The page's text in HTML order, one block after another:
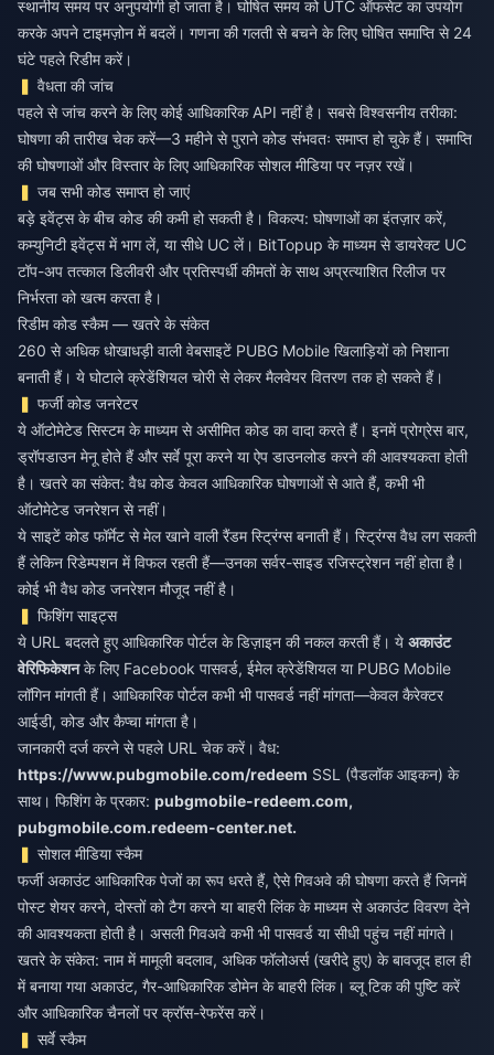
स्थानीय समय पर अनुपयोगी हो जाता है। घोषित समय को UTC ऑफसेट का उपयोग
करके अपने टाइमज़ोन में बदलें। गणना की गलती से बचने के लिए घोषित समाप्ति से 24
घंटे पहले रिडीम करें।
वैधता की जांच
पहले से जांच करने के लिए कोई आधिकारिक API नहीं है। सबसे विश्वसनीय तरीका:
घोषणा की तारीख चेक करें—3 महीने से पुराने कोड संभवतः समाप्त हो चुके हैं। समाप्ति
की घोषणाओं और विस्तार के लिए आधिकारिक सोशल मीडिया पर नज़र रखें।
जब सभी कोड समाप्त हो जाएं
बड़े इवेंट्स के बीच कोड की कमी हो सकती है। विकल्प: घोषणाओं का इंतज़ार करें,
कम्युनिटी इवेंट्स में भाग लें, या सीधे UC लें। BitTopup के माध्यम से डायरेक्ट UC
टॉप-अप तत्काल डिलीवरी और प्रतिस्पर्धी कीमतों के साथ अप्रत्याशित रिलीज पर
निर्भरता को खत्म करता है।
रिडीम कोड स्कैम — खतरे के संकेत
260 से अधिक धोखाधड़ी वाली वेबसाइटें PUBG Mobile खिलाड़ियों को निशाना
बनाती हैं। ये घोटाले क्रेडेंशियल चोरी से लेकर मैलवेयर वितरण तक हो सकते हैं।
फर्जी कोड जनरेटर
ये ऑटोमेटेड सिस्टम के माध्यम से असीमित कोड का वादा करते हैं। इनमें प्रोग्रेस बार,
ड्रॉपडाउन मेनू होते हैं और सर्वे पूरा करने या ऐप डाउनलोड करने की आवश्यकता होती
है। खतरे का संकेत: वैध कोड केवल आधिकारिक घोषणाओं से आते हैं, कभी भी
ऑटोमेटेड जनरेशन से नहीं।
ये साइटें कोड फॉर्मेट से मेल खाने वाली रैंडम स्ट्रिंग्स बनाती हैं। स्ट्रिंग्स वैध लग सकती
हैं लेकिन रिडेम्पशन में विफल रहती हैं—उनका सर्वर-साइड रजिस्ट्रेशन नहीं होता है।
कोई भी वैध कोड जनरेशन मौजूद नहीं है।
फिशिंग साइट्स
ये URL बदलते हुए आधिकारिक पोर्टल के डिज़ाइन की नकल करती हैं। ये अकाउंट
वेरिफिकेशनके लिए Facebook पासवर्ड, ईमेल क्रेडेंशियल या PUBG Mobile
लॉगिन मांगती हैं। आधिकारिक पोर्टल कभी भी पासवर्ड नहीं मांगता—केवल कैरेक्टर
आईडी, कोड और कैप्चा मांगता है।
जानकारी दर्ज करने से पहले URL चेक करें। वैध:
https://www.pubgmobile.com/redeem SSL (पैडलॉक आइकन) के
साथ। फिशिंग के प्रकार: pubgmobile-redeem.com,
pubgmobile.com.redeem-center.net.
सोशल मीडिया स्कैम
फर्जी अकाउंट आधिकारिक पेजों का रूप धरते हैं, ऐसे गिवअवे की घोषणा करते हैं जिनमें
पोस्ट शेयर करने, दोस्तों को टैग करने या बाहरी लिंक के माध्यम से अकाउंट विवरण देने
की आवश्यकता होती है। असली गिवअवे कभी भी पासवर्ड या सीधी पहुंच नहीं मांगते।
खतरे के संकेत: नाम में मामूली बदलाव, अधिक फॉलोअर्स (खरीदे हुए) के बावजूद हाल ही
में बनाया गया अकाउंट, गैर-आधिकारिक डोमेन के बाहरी लिंक। ब्लू टिक की पुष्टि करें
और आधिकारिक चैनलों पर क्रॉस-रेफरेंस करें।
सर्वे स्कैम